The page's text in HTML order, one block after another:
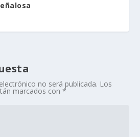
no será publicada. Los
marcados con*